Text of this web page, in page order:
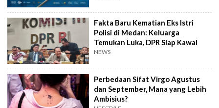
Fakta Baru Kematian Eks Istri
Polisi di Medan: Keluarga
Temukan Luka, DPR Siap Kawal
NEWS
Perbedaan Sifat Virgo Agustus
dan September, Mana yang Lebih
Ambisius?